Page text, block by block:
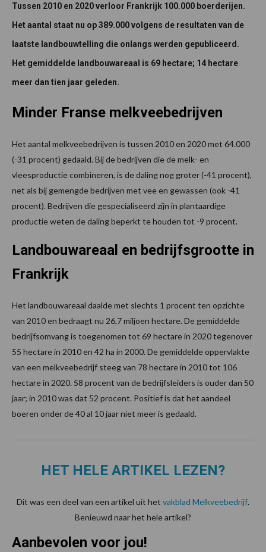
Tussen 2010 en 2020 verloor Frankrijk 100.000 boerderijen.
Het aantal staat nu op 389.000 volgens de resultaten van de
laatste landbouwtelling die onlangs werden gepubliceerd.
Het gemiddelde landbouwareaal is 69 hectare; 14 hectare
meer dan tien jaar geleden.
Minder Franse melkveebedrijven
Het aantal melkveebedrijven is tussen 2010 en 2020 met 64.000
(-31 procent) gedaald. Bij de bedrijven die de melk- en
vleesproductie combineren, is de daling nog groter (-41 procent),
net als bij gemengde bedrijven met vee en gewassen (ook -41
procent). Bedrijven die gespecialiseerd zijn in plantaardige
productie weten de daling beperkt te houden tot -9 procent.
Landbouwareaal en bedrijfsgrootte in
Frankrijk
Het landbouwareaal daalde met slechts 1 procent ten opzichte
van 2010 en bedraagt nu 26,7 miljoen hectare. De gemiddelde
bedrijfsomvang is toegenomen tot 69 hectare in 2020 tegenover
55 hectare in 2010 en 42 ha in 2000. De gemiddelde oppervlakte
van een melkveebedrijf steeg van 78 hectare in 2010 tot 106
hectare in 2020. 58 procent van de bedrijfsleiders is ouder dan 50
jaar; in 2010 was dat 52 procent. Positief is dat het aandeel
boeren onder de 40 al 10 jaar niet meer is gedaald.
HET HELE ARTIKEL LEZEN?
Dit was een deel van een artikel uit het vakblad Melkveebedrijf.
Benieuwd naar het hele artikel?
Aanbevolen voor jou!